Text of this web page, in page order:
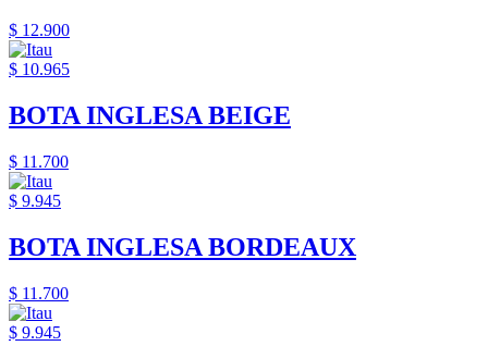
$ 12.900
$ 10.965
BOTA INGLESA BEIGE
$ 11.700
$ 9.945
BOTA INGLESA BORDEAUX
$ 11.700
$ 9.945